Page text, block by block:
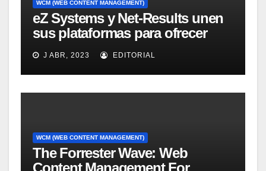
WCM (WEB CONTENT MANAGEMENT)
eZ Systems y Net-Results unen
sus plataformas para ofrecer
solución mejorada de gestión
del customer experience
J ABR, 2023 EDITORIAL
WCM (WEB CONTENT MANAGEMENT)
The Forrester Wave: Web
Content Management For